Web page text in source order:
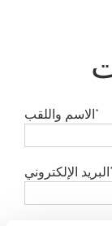
الاسم واللقب*
البريد الإلكتروني*